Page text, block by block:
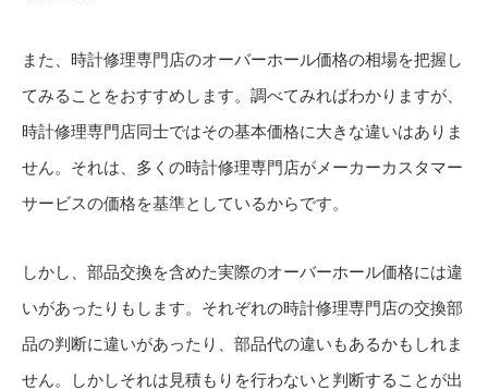
また、時計修理専門店のオーバーホール価格の相場を把握し
てみることをおすすめします。調べてみればわかりますが、
時計修理専門店同士ではその基本価格に大きな違いはありま
せん。それは、多くの時計修理専門店がメーカーカスタマー
サービスの価格を基準としているからです。
しかし、部品交換を含めた実際のオーバーホール価格には違
いがあったりもします。それぞれの時計修理専門店の交換部
品の判断に違いがあったり、部品代の違いもあるかもしれま
せん。しかしそれは見積もりを行わないと判断することが出